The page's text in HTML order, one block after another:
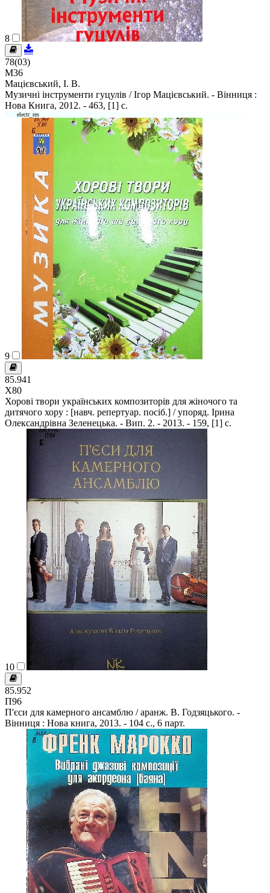
8
78(03)
М36
Мацієвський, І. В.
Музичні інструменти гуцулів / Ігор Мацієвський. - Вінниця :
Нова Книга, 2012. - 463, [1] c.
electr_res
9
85.941
Х80
Хорові твори українських композиторів для жіночого та
дитячого хору : [навч. репертуар. посіб.] / упоряд. Ірина
Олександрівна Зеленецька. - Вип. 2. - 2013. - 159, [1] c.
10
85.952
П96
П'єси для камерного ансамблю / аранж. В. Годзяцького. -
Вінниця : Нова книга, 2013. - 104 с., 6 парт.